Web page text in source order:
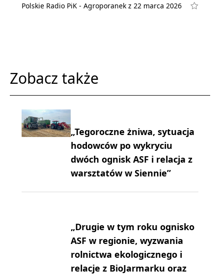
Polskie Radio PiK - Agroporanek z 22 marca 2026
Zobacz także
„Tegoroczne żniwa, sytuacja
hodowców po wykryciu
dwóch ognisk ASF i relacja z
warsztatów w Siennie”
„Drugie w tym roku ognisko
ASF w regionie, wyzwania
rolnictwa ekologicznego i
relacje z BioJarmarku oraz